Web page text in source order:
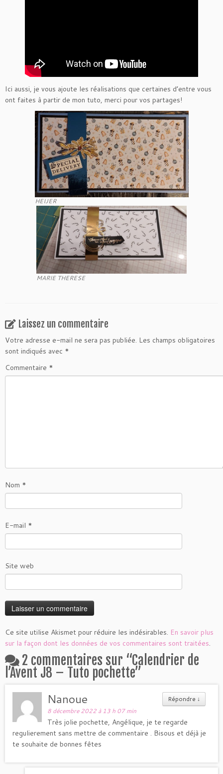
Ici aussi, je vous ajoute les réalisations que certaines d’entre vous
ont faites à partir de mon tuto, merci pour vos partages!
HEIJER
MARIE THERESE
Laissez un commentaire
Votre adresse e-mail ne sera pas publiée. Les champs obligatoires
sont indiqués avec *
Commentaire *
Nom *
E-mail *
Site web
Ce site utilise Akismet pour réduire les indésirables. En savoir plus
sur la façon dont les données de vos commentaires sont traitées.
2 commentaires sur “Calendrier de
l’Avent J8 – Tuto pochette”
Répondre ↓
Nanoue
8 décembre 2022 à 13 h 07 min
Très jolie pochette, Angélique, je te regarde
regulierement sans mettre de commentaire . Bisous et déjà je
te souhaite de bonnes fêtes